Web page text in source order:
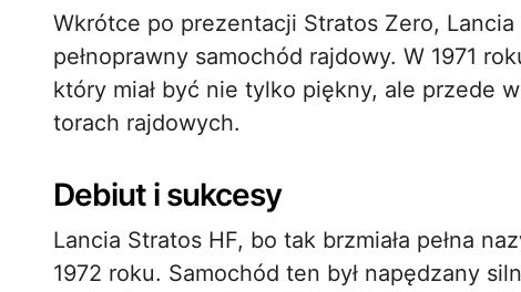
Wkrótce po prezentacji Stratos Zero,
pełnoprawny samochód rajdowy. W 1971
który miał być nie tylko piękny, ale przede
torach rajdowych.
Debiut i sukcesy
Lancia Stratos HF, bo tak brzmiała pełna
1972 roku. Samochód ten był napędzany